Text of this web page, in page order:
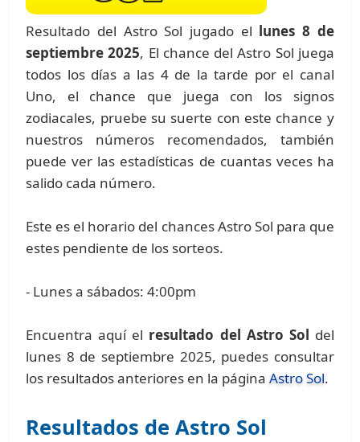
Resultado del Astro Sol jugado el lunes 8 de
septiembre 2025, El chance del Astro Sol juega
todos los días a las 4 de la tarde por el canal
Uno, el chance que juega con los signos
zodiacales, pruebe su suerte con este chance y
nuestros números recomendados, también
puede ver las estadísticas de cuantas veces ha
salido cada número.
Este es el horario del chances Astro Sol para que
estes pendiente de los sorteos.
- Lunes a sábados: 4:00pm
Encuentra aquí el resultado del Astro Sol del
lunes 8 de septiembre 2025, puedes consultar
los resultados anteriores en la páginaAstro Sol.
Resultados de Astro Sol